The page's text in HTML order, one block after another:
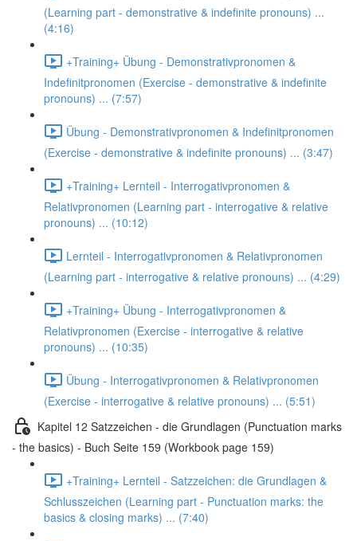
(Learning part - demonstrative & indefinite pronouns) ...
(4:16)
+Training+ Übung - Demonstrativpronomen &
Indefinitpronomen (Exercise - demonstrative & indefinite
pronouns) ... (7:57)
Übung - Demonstrativpronomen & Indefinitpronomen
(Exercise - demonstrative & indefinite pronouns) ... (3:47)
+Training+ Lernteil - Interrogativpronomen &
Relativpronomen (Learning part - interrogative & relative
pronouns) ... (10:12)
Lernteil - Interrogativpronomen & Relativpronomen
(Learning part - interrogative & relative pronouns) ... (4:29)
+Training+ Übung - Interrogativpronomen &
Relativpronomen (Exercise - interrogative & relative
pronouns) ... (10:35)
Übung - Interrogativpronomen & Relativpronomen
(Exercise - interrogative & relative pronouns) ... (5:51)
Kapitel 12 Satzzeichen - die Grundlagen (Punctuation marks
- the basics) - Buch Seite 159 (Workbook page 159)
+Training+ Lernteil - Satzzeichen: die Grundlagen &
Schlusszeichen (Learning part - Punctuation marks: the
basics & closing marks) ... (7:40)